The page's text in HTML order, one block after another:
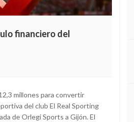
financiero del
millones para convertir
del club El Real Sporting
de Orlegi Sports a Gijón. El